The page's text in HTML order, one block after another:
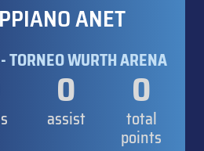
ANET
TORNEO WURTH ARENA
0
assist
0
total
points